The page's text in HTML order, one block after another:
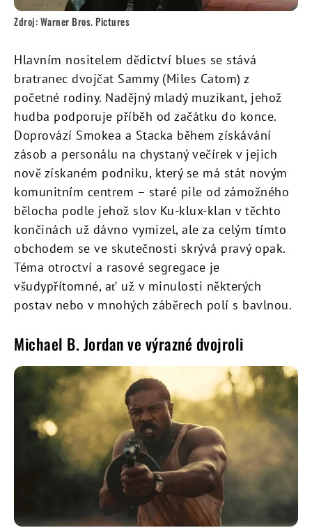
Zdroj: Warner Bros. Pictures
Hlavním nositelem dědictví blues se stává
bratranec dvojčat Sammy (Miles Catom) z
početné rodiny. Nadějný mladý muzikant, jehož
hudba podporuje příběh od začátku do konce.
Doprovází Smokea a Stacka během získávání
zásob a personálu na chystaný večírek v jejich
nově získaném podniku, který se má stát novým
komunitním centrem – staré pile od zámožného
bělocha podle jehož slov Ku-klux-klan v těchto
končinách už dávno vymizel, ale za celým tímto
obchodem se ve skutečnosti skrývá pravý opak.
Téma otroctví a rasové segregace je
všudypřítomné, ať už v minulosti některých
postav nebo v mnohých záběrech polí s bavlnou.
Michael B. Jordan ve výrazné dvojroli